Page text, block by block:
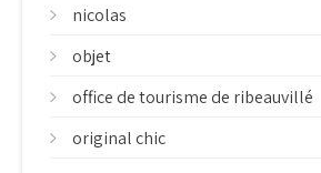
nicolas
objet
office de tourisme de ribeauvillé
original chic